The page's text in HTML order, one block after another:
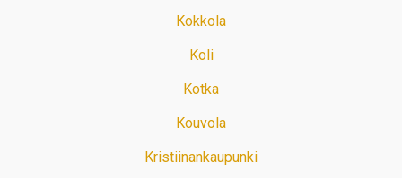
Kokkola
Koli
Kotka
Kouvola
Kristiinankaupunki